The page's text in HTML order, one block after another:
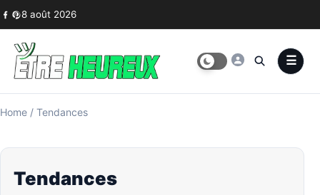
Skip to content
8 août 2026
Home / Tendances
Tendances